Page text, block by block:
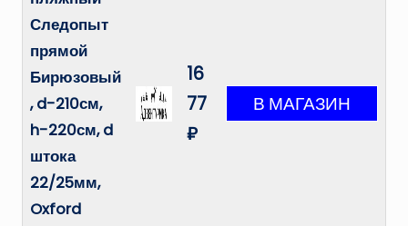
Следопыт
прямой
Бирюзовый
, d-210см,
h-220см, d
штока
22/25мм,
Oxford
16
77
₽